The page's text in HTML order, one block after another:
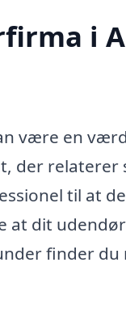
i
være en
der relaterer
til at
at dit
finder du